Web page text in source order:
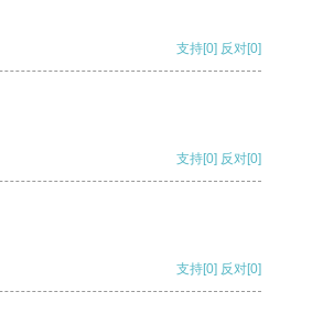
支持[0] 反对[0]
支持[0] 反对[0]
支持[0] 反对[0]